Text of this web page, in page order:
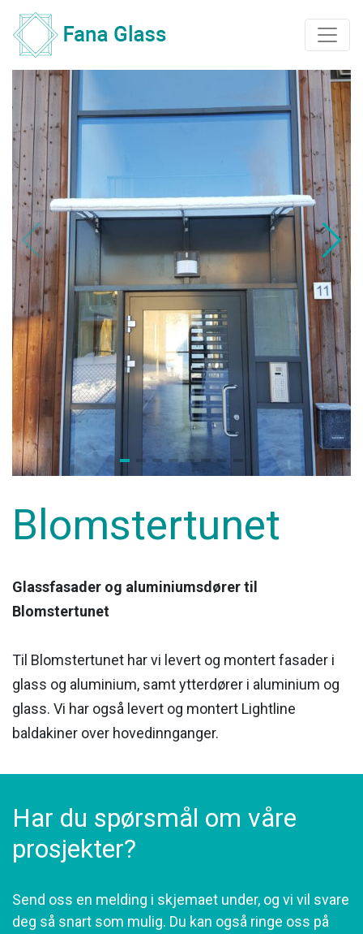
Main Navigation
Blomstertunet
Glassfasader og aluminiumsdører til
Blomstertunet
Til Blomstertunet har vi levert og montert fasader i
glass og aluminium, samt ytterdører i aluminium og
glass. Vi har også levert og montert Lightline
baldakiner over hovedinnganger.
Har du spørsmål om våre
prosjekter?
Send oss en melding i skjemaet under, og vi vil svare
deg så snart som mulig. Du kan også ringe oss på